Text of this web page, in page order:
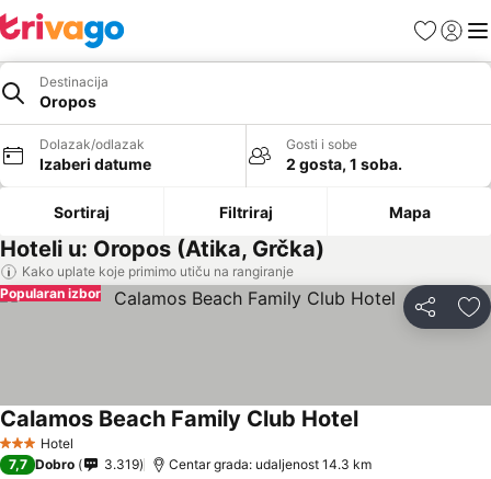
FavoritiPrijavi
Destinacija
Oropos
Dolazak/odlazak
Izaberi datume
Gosti i sobe
2 gosta, 1 soba.
Sortiraj Filtriraj Mapa
Hoteli u: Oropos (Atika, Grčka)
Kako uplate koje primimo utiču na rangiranje
Deli
Popularan izbor
3 Zvezdice
Hotel
Calamos Beach Family Club Hotel
7,7 Dobro 3.319 Centar grada: udaljenost 14.3 km